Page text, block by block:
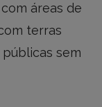
áreas de
terras
sem